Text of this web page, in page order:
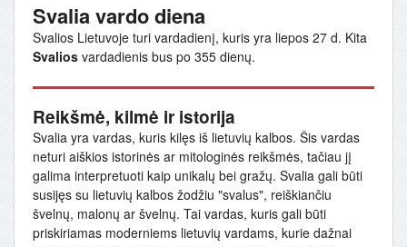
Svalia vardo diena
Svalios Lietuvoje turi vardadienį, kuris yra liepos 27 d. Kita
Svalios vardadienis bus po 355 dienų.
Reikšmė, kilmė ir istorija
Svalia yra vardas, kuris kilęs iš lietuvių kalbos. Šis vardas
neturi aiškios istorinės ar mitologinės reikšmės, tačiau jį
galima interpretuoti kaip unikalų bei gražų. Svalia gali būti
susijęs su lietuvių kalbos žodžiu "svalus", reiškiančiu
švelnų, malonų ar švelnų. Tai vardas, kuris gali būti
priskiriamas moderniems lietuvių vardams, kurie dažnai